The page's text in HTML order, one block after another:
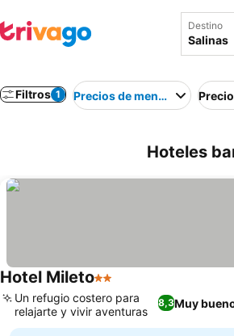
Destino
Filtros 1 Precios de menor a mayorPrecio
Hoteles
Hotel Mileto2 Estrellas
8,3Muy
Un refugio costero para
relajarte y vivir aventuras